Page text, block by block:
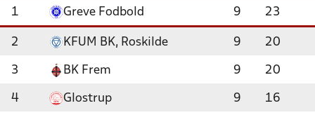
1 Greve Fodbold 9 23
2 KFUM BK, Roskilde 9 20
3 BK Frem 9 20
4 Glostrup 9 16